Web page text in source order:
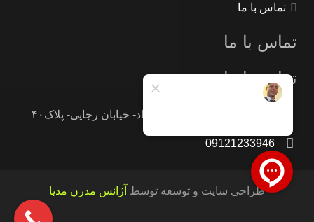
تماس با ما
تماس با ما
تماس با ما
تهران -جاده خاوران -خاتون آباد- خیابان رجایی- پلاک۴۰
09121233946
طراحی سایت و توسعه توسط آژانس مدرن مدیا